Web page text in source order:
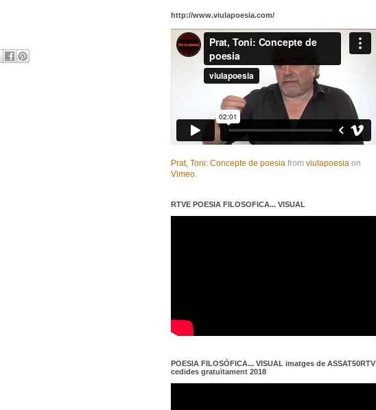
http://www.viulapoesia.com/
Prat, Toni: Concepte de poesia from viulapoesia on
Vimeo.
RTVE POESIA FILOSOFICA... VISUAL
POESIA FILOSÒFICA... VISUAL imatges de ASSAT50RTV
cedides gratuïtament 2018